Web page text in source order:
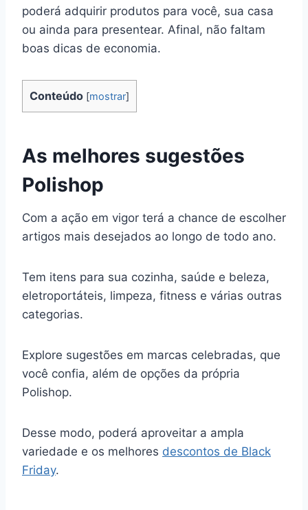
poderá adquirir produtos para você, sua casa
ou ainda para presentear. Afinal, não faltam
boas dicas de economia.
Conteúdo [mostrar]
As melhores sugestões
Polishop
Com a ação em vigor terá a chance de escolher
artigos mais desejados ao longo de todo ano.
Tem itens para sua cozinha, saúde e beleza,
eletroportáteis, limpeza, fitness e várias outras
categorias.
Explore sugestões em marcas celebradas, que
você confia, além de opções da própria
Polishop.
Desse modo, poderá aproveitar a ampla
variedade e os melhores descontos de Black
Friday.